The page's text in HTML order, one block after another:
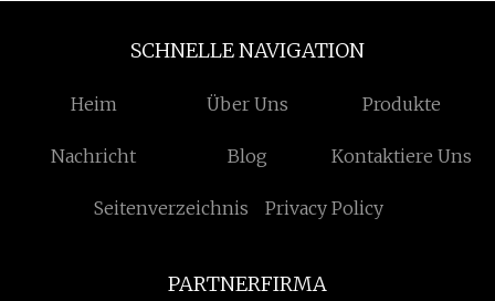
SCHNELLE NAVIGATION
Heim Über Uns Produkte
Nachricht Blog Kontaktiere Uns
Seitenverzeichnis Privacy Policy
PARTNERFIRMA